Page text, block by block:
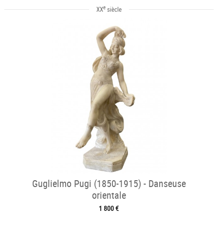
XXesiècle
Guglielmo Pugi (1850-1915) - Danseuse
orientale
1 800 €